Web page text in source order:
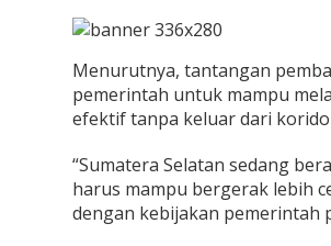
S
a
r
a
d
e
n
g
Menurutnya, tantangan
pemerintah untuk mampu
efektif tanpa keluar dari
“Sumatera Selatan sedang
harus mampu bergerak lebih
dengan kebijakan pemerintah